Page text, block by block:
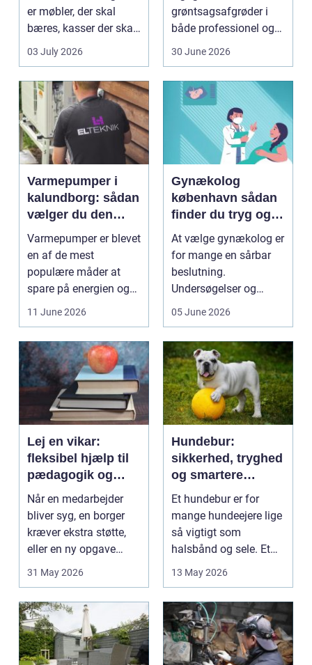
er møbler, der skal
bæres, kasser der skal
pakkes, o...
03 July 2026
grøntsagsafgrøder i
både professionel og
hobbybaseret
30 June 2026
Varmepumper i
kalundborg: sådan
vælger du den
rigtige løsning
Varmepumper er blevet
en af de mest
populære måder at
spare på energien og
få et bedre indeklima
11 June 2026
Gynækolog
københavn sådan
finder du tryg og
professionel hjælp
At vælge gynækolog er
for mange en sårbar
beslutning.
Undersøgelser og
behandlinger foregår i
05 June 2026
Lej en vikar:
fleksibel hjælp til
pædagogik og
sundhed
Når en medarbejder
bliver syg, en borger
kræver ekstra støtte,
eller en ny opgave
opstår fra dag til...
31 May 2026
Hundebur:
sikkerhed, tryghed
og smartere
hverdag med hund
Et hundebur er for
mange hundeejere lige
så vigtigt som
halsbånd og sele. Et
godt bur gi...
13 May 2026